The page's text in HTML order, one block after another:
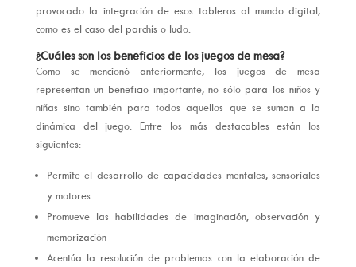
provocado la integración de esos tableros al mundo digital,
como es el caso del parchís o ludo.
¿Cuáles son los beneficios de los juegos de mesa?
Como se mencionó anteriormente, los juegos de mesa
representan un beneficio importante, no sólo para los niños y
niñas sino también para todos aquellos que se suman a la
dinámica del juego. Entre los más destacables están los
siguientes:
Permite el desarrollo de capacidades mentales, sensoriales
y motores
Promueve las habilidades de imaginación, observación y
memorización
Acentúa la resolución de problemas con la elaboración de